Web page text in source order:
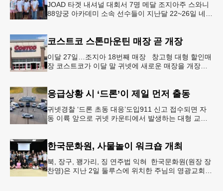
JOAD 타겟 내셔널 대회서 7명 메달 조지아주 스와니
88양궁 아카데미 소속 선수들이 지난달 22~26일 네브
코스트코 스톤마운틴 매장 곧 개장
이달 27일…조지아 18번째 매장 창고형 대형 할인매
장 코스트코가 이달 말 귀넷에 새로운 매장을 개장한
응급상황 시 ‘드론’이 제일 먼저 출동
귀넷경찰 ‘드론 초동 대응’도입911 신고 접수되면 자
동 이륙 앞으로 귀넷 카운티에서 발생하는 대형 교통
한국문화원, 사물놀이 워크숍 개최
북, 장구, 꽹가리, 징 연주법 익혀 한국문화원(원장 장
찬영)은 지난 2일 둘루스에 위치한 주님의 영광교회에